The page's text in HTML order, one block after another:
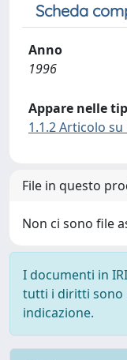
Scheda
Anno
1996
Appare nelle
1.1.2 Articolo
File in questo
Non ci sono file
I documenti in
tutti i diritti sono
indicazione.